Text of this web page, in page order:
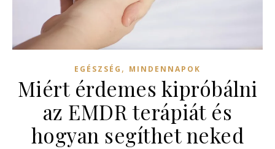
EGÉSZSÉG , MINDENNAPOK
Miért érdemes kipróbálni
az EMDR terápiát és
hogyan segíthet neked